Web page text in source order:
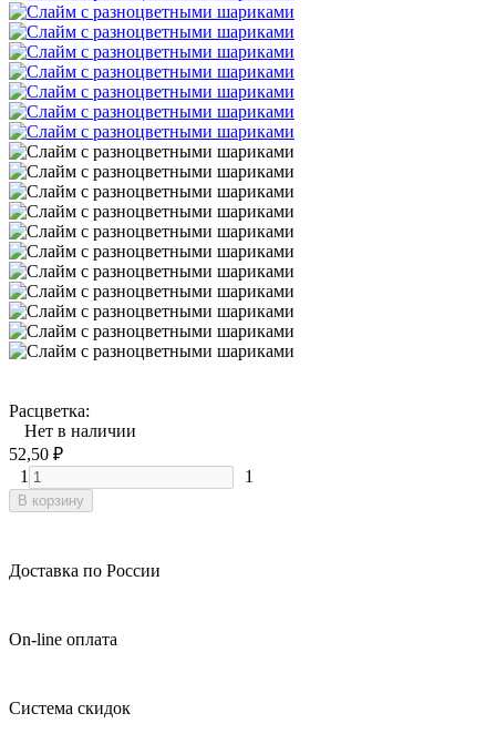
Расцветка:
Нет в наличии
52,50 ₽
1
1
В корзину
Доставка по России
On-line оплата
Система скидок